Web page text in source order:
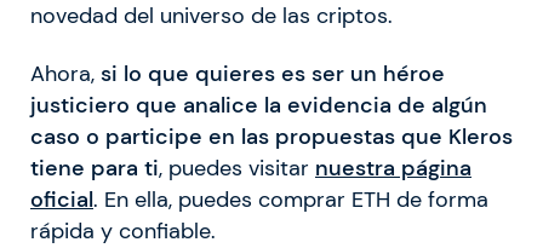
novedad del universo de las criptos.
Ahora, si lo que quieres es ser un héroe
justiciero que analice la evidencia de algún
caso o participe en las propuestas que Kleros
tiene para ti, puedes visitar nuestra página
oficial. En ella, puedes comprar ETH de forma
rápida y confiable.